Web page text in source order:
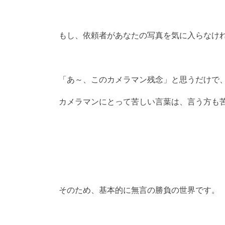
もし、依頼者があなたの写真を気に入らなけ
「あ～、このカメラマン残念」と思うだけ
カメラマンにとって苦しい言葉は、言う方も
そのため、基本的に無言の勝負の世界です。